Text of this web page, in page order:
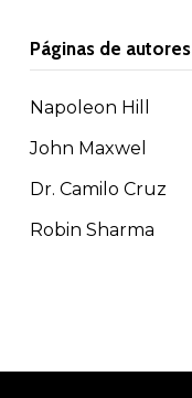
Páginas de autores
Napoleon Hill
John Maxwel
Dr. Camilo Cruz
Robin Sharma